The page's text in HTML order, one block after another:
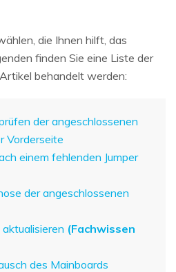
die Ihnen hilft, das
finden Sie eine Liste der
behandelt werden:
der angeschlossenen
Vorderseite
einem fehlenden Jumper
der angeschlossenen
(Fachwissen
des Mainboards